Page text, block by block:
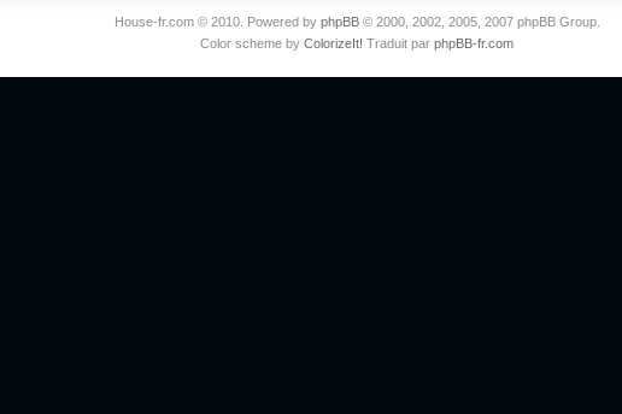
House-fr.com © 2010. Powered by phpBB© 2000, 2002, 2005, 2007 phpBB Group.
Color scheme by ColorizeIt! Traduit par phpBB-fr.com